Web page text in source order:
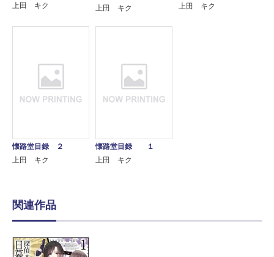
上田 キク
上田 キク
上田 キク
懐路堂目録 ２
上田 キク
懐路堂目録 １
上田 キク
関連作品